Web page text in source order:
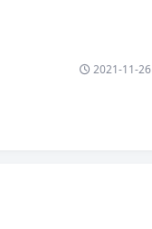
2021-11-26